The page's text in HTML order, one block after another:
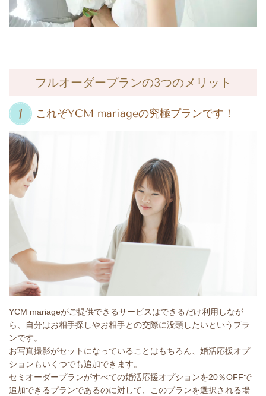
フルオーダープランの3つのメリット
これぞYCM mariageの究極プランです！
YCM mariageがご提供できるサービスはできるだけ利用しなが
ら、自分はお相手探しやお相手との交際に没頭したいというプラ
ンです。
お写真撮影がセットになっていることはもちろん、婚活応援オプ
ションもいくつでも追加できます。
セミオーダープランがすべての婚活応援オプションを20％OFFで
追加できるプランであるのに対して、このプランを選択される場